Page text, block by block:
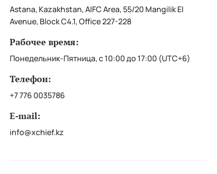
Astana, Kazakhstan, AIFC Area, 55/20 Mangilik El
Avenue, Block C4.1, Office 227-228
Рабочее время:
Понедельник-Пятница, с 10:00 до 17:00 (UTC+6)
Телефон:
+7 776 0035786
E-mail:
info@xchief.kz